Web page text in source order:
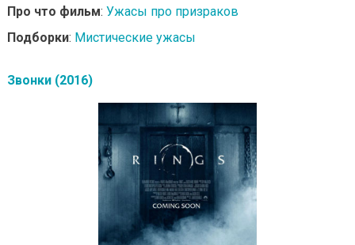
Про что фильм: Ужасы про призраков
Подборки: Мистические ужасы
Звонки (2016)